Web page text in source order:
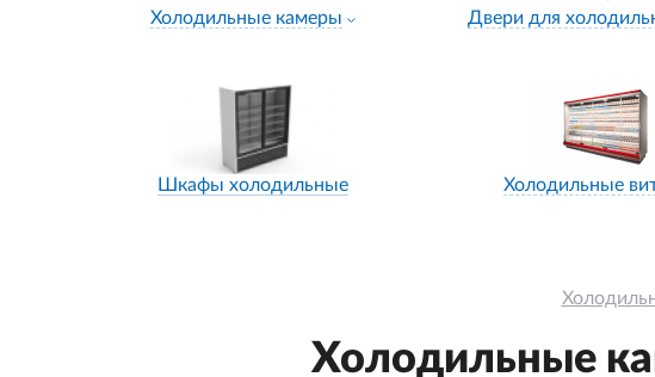
Холодильные камеры Двери для
Шкафы холодильные Холодильные
Холодильные